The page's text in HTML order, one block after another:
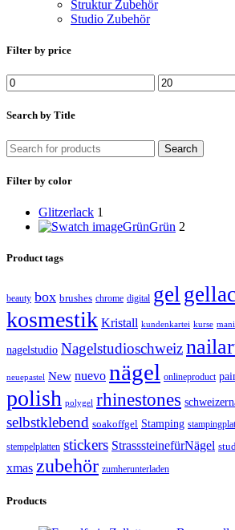
Struktur Zubehör
Studio Zubehör
Filter by price
Min
price
Max
price
Search by Title
Search
Filter by color
Glitzerlack 1
GrünGrün 2
Product tags
beauty box brushes chrome digital gel
kosmestik Kristall kundenkartei kurse
nagelstudio Nagelstudioschweiz
neuepastel New nuevo nägel onlineproduct
polish polygel rhinestones
selbstklebend soakoffgel Stamping
stempelplatten stickers StrasssteinefürNägel
xmas zubehör zumherunterladen
Products